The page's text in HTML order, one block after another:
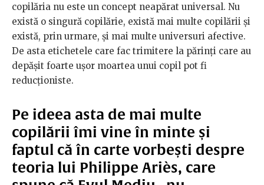
copilăria nu este un concept neapărat universal. Nu
există o singură copilărie, există mai multe copilării și
există, prin urmare, și mai multe universuri afective.
De asta etichetele care fac trimitere la părinți care au
depășit foarte ușor moartea unui copil pot fi
reducționiste.
Pe ideea asta de mai multe
copilării îmi vine în minte și
faptul că în carte vorbești despre
teoria lui Philippe Ariès, care